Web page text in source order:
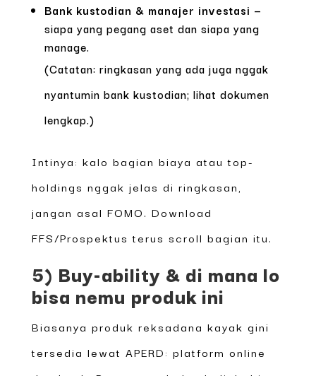
Bank kustodian & manajer investasi —
siapa yang pegang aset dan siapa yang
manage.
(Catatan: ringkasan yang ada juga nggak
nyantumin bank kustodian; lihat dokumen
lengkap.)
Intinya: kalo bagian biaya atau top-
holdings nggak jelas di ringkasan,
jangan asal FOMO. Download
FFS/Prospektus terus scroll bagian itu.
5) Buy-ability & di mana lo
bisa nemu produk ini
Biasanya produk reksadana kayak gini
tersedia lewat APERD: platform online